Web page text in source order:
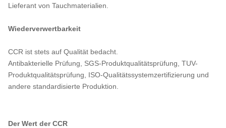
Lieferant von Tauchmaterialien.
Wiederverwertbarkeit
CCR ist stets auf Qualität bedacht.
Antibakterielle Prüfung, SGS-Produktqualitätsprüfung, TUV-
Produktqualitätsprüfung, ISO-Qualitätssystemzertifizierung und
andere standardisierte Produktion.
Der Wert der CCR